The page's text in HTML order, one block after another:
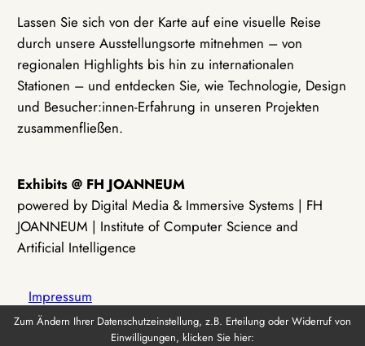
Lassen Sie sich von der Karte auf eine visuelle Reise
durch unsere Ausstellungsorte mitnehmen – von
regionalen Highlights bis hin zu internationalen
Stationen – und entdecken Sie, wie Technologie, Design
und Besucher:innen-Erfahrung in unseren Projekten
zusammenfließen.
Exhibits @ FH JOANNEUM
powered by Digital Media & Immersive Systems | FH
JOANNEUM | Institute of Computer Science and
Artificial Intelligence
Impressum
Zum Ändern Ihrer Datenschutzeinstellung, z.B. Erteilung oder Widerruf von
Einwilligungen, klicken Sie hier: